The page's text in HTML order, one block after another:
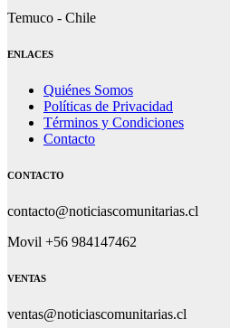
Temuco - Chile
ENLACES
Quiénes Somos
Políticas de Privacidad
Términos y Condiciones
Contacto
CONTACTO
contacto@noticiascomunitarias.cl
Movil +56 984147462
VENTAS
ventas@noticiascomunitarias.cl